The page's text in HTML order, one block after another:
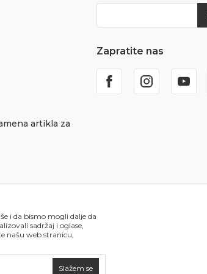
artikla za
Zapratite nas
i da bismo mogli dalje da
sadržaj i oglase,
našu web stranicu,
Slažem se